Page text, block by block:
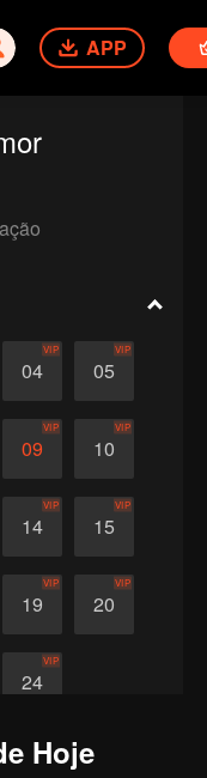
APP
04
VIP
05
VIP
09
VIP
10
VIP
14
VIP
15
VIP
19
VIP
20
VIP
24
VIP
Hoje